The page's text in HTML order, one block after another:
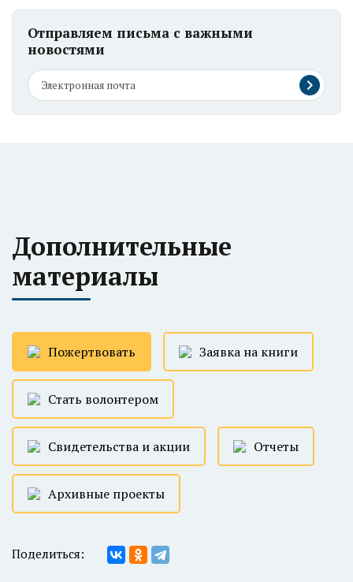
Отправляем письма с важными
новостями
Дополнительные
материалы
Пожертвовать Заявка на книги
Стать волонтером
Свидетельства и акции Отчеты
Архивные проекты
Поделиться: